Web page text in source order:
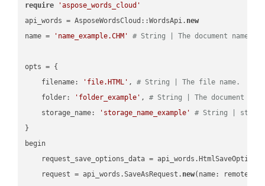
require
'aspose_words_cloud'
api_words = AsposeWordsCloud::WordsApi. new
name =
'name_example.CHM' # String | The document name.
opts = {
    filename:
'file.HTML' , # String | The file name.
    folder:
'folder_example' , # String | The document
    storage_name:
'storage_name_example'
# String |
}
begin
request_save_options_data =
    request = api_words.SaveAsRequest.
new(name: